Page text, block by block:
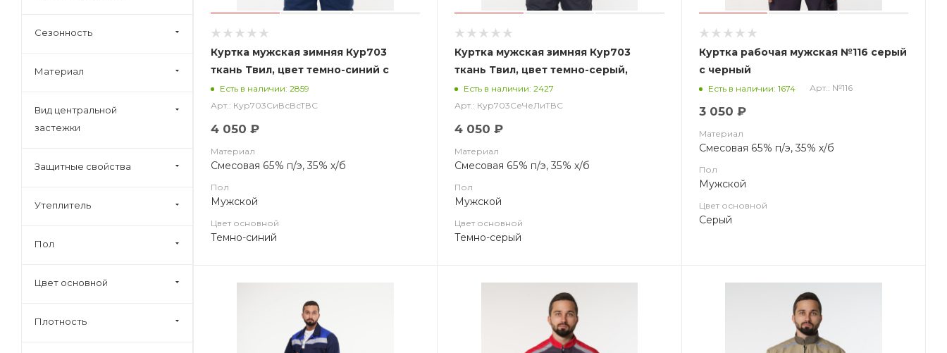
Куртка мужская зимняя Кур703
ткань Твил, цвет темно-синий с
васильковым
Есть в наличии: 2859
Арт.: Кур703СиВсВсТВС
4 050 ₽
Материал
Смесовая 65% п/э, 35% х/б
Пол
Мужской
Цвет основной
Темно-синий
Куртка мужская зимняя Кур703
ткань Твил, цвет темно-серый,
черный с лимонной отделкой СОП
Есть в наличии: 2427
Арт.: Кур703СеЧеЛиТВС
4 050 ₽
Материал
Смесовая 65% п/э, 35% х/б
Пол
Мужской
Цвет основной
Темно-серый
Куртка рабочая мужская №116 серый
с черный
Есть в наличии: 1674 Арт.: №116
3 050 ₽
Материал
Смесовая 65% п/э, 35% х/б
Пол
Мужской
Цвет основной
Серый
Сезонность
Материал
Вид центральной
застежки
Защитные свойства
Утеплитель
Пол
Цвет основной
Плотность